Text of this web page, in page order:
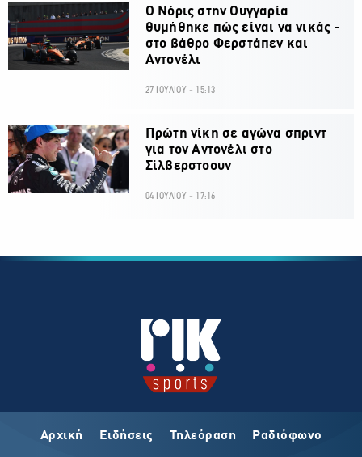
O Νόρις στην Ουγγαρία
θυμήθηκε πώς είναι να νικάς -
στο βάθρο Φερστάπεν και
Αντονέλι
27 ΙΟΥΛΙΟΥ - 15:13
Πρώτη νίκη σε αγώνα σπριντ
για τον Αντονέλι στο
Σίλβερστοουν
04 ΙΟΥΛΙΟΥ - 17:16
Αρχική Ειδήσεις Τηλεόραση Ραδιόφωνο